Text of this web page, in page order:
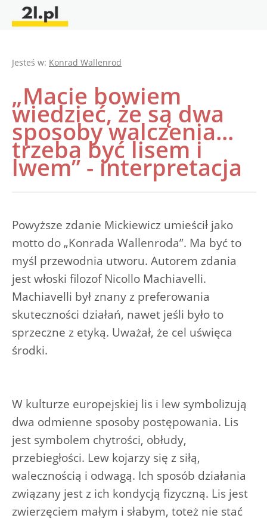
Jesteś w: Konrad Wallenrod
„Macie bowiem
wiedzieć, że są dwa
sposoby walczenia...
trzeba być lisem i
lwem” - interpretacja
Powyższe zdanie Mickiewicz umieścił jako
motto do „Konrada Wallenroda”. Ma być to
myśl przewodnia utworu. Autorem zdania
jest włoski filozof Nicollo Machiavelli.
Machiavelli był znany z preferowania
skuteczności działań, nawet jeśli było to
sprzeczne z etyką. Uważał, że cel uświęca
środki.
W kulturze europejskiej lis i lew symbolizują
dwa odmienne sposoby postępowania. Lis
jest symbolem chytrości, obłudy,
przebiegłości. Lew kojarzy się z siłą,
walecznością i odwagą. Ich sposób działania
związany jest z ich kondycją fizyczną. Lis jest
zwierzęciem małym i słabym, toteż nie stać